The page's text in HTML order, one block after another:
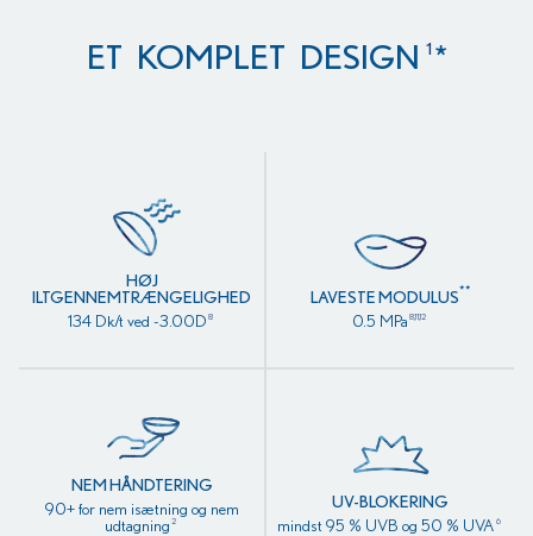
ET KOMPLET DESIGN 1 *
HØJ
ILTGENNEMTRÆNGELIGHED
134 Dk/t ved -3.00D 8
LAVESTE MODULUS**
0.5 MPa 8,11,12
NEM HÅNDTERING
90+ for nem isætning og nem
udtagning 2
UV-BLOKERING
mindst 95 % UVB og 50 % UVA 6